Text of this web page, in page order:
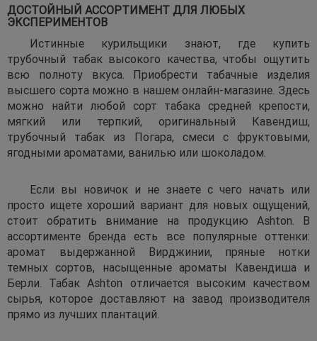
ДОСТОЙНЫЙ АССОРТИМЕНТ ДЛЯ ЛЮБЫХ
ЭКСПЕРИМЕНТОВ
Истинные курильщики знают, где купить
трубочный табак высокого качества, чтобы ощутить
всю полноту вкуса. Приобрести табачные изделия
высшего сорта можно в нашем онлайн-магазине. Здесь
можно найти любой сорт табака средней крепости,
мягкий или терпкий, оригинальный Кавендиш,
трубочный табак из Погара, смеси с фруктовыми,
ягодными ароматами, ванилью или шоколадом.
Если вы новичок и не знаете с чего начать или
просто ищете хороший вариант для новых ощущений,
стоит обратить внимание на продукцию Ashton. В
ассортименте бренда есть все популярные оттенки:
аромат выдержанной Вирджинии, пряные нотки
темных сортов, насыщенные ароматы Кавендиша и
Берли. Табак Ashton отличается высоким качеством
сырья, которое доставляют на завод производителя
прямо из лучших плантаций.